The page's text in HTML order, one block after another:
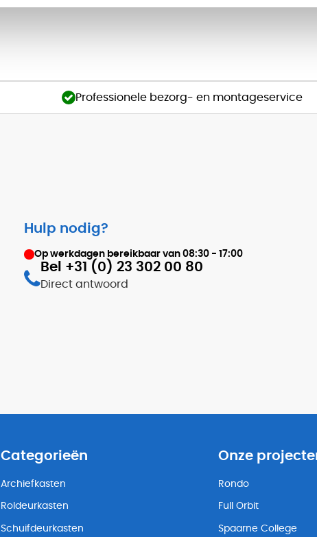
Professionele bezorg- en montageservice
Hulp nodig?
Op werkdagen bereikbaar van 08:30 - 17:00
Bel +31 (0) 23 302 00 80
Direct antwoord
Categorieën
Archiefkasten
Roldeurkasten
Schuifdeurkasten
Onze
Rondo
Full Orbit
Spaarne College